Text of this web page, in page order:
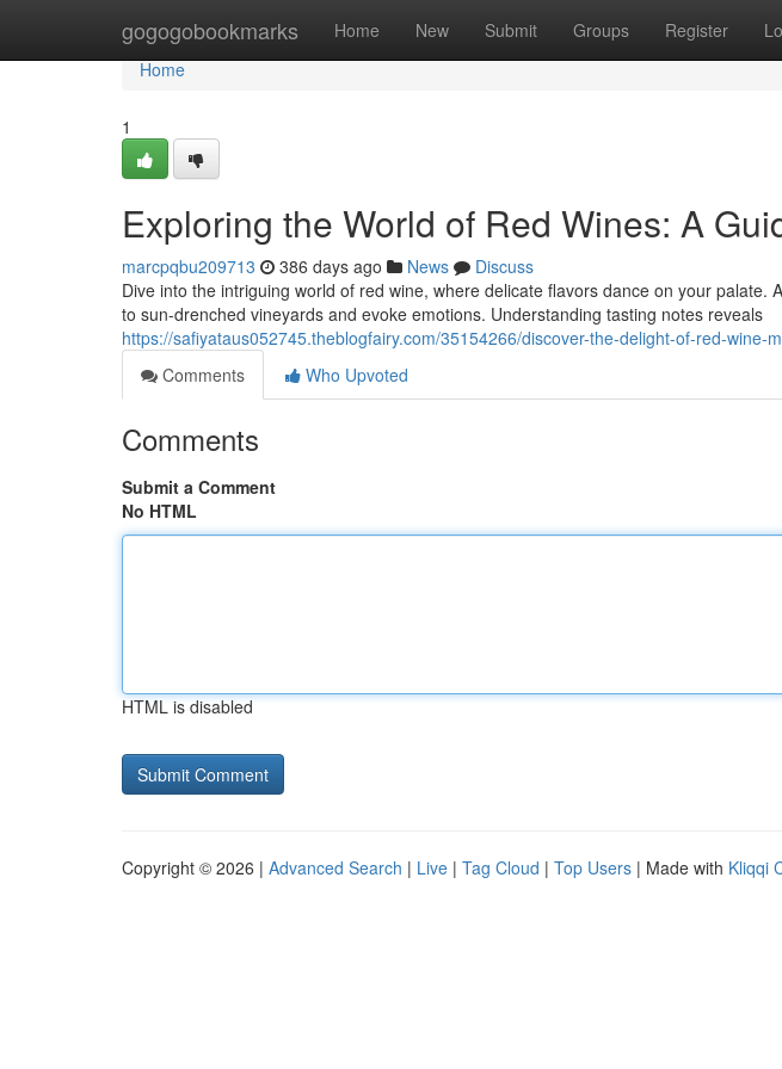
gogogobookmarks Home New Submit Groups Register
Home
Home
1
Exploring the World of Red Wines: A
marcpqbu209713 386 days ago News
Discuss
Dive into the intriguing world of red wine, where delicate flavors dance on your palate.
to sun-drenched vineyards and evoke emotions. Understanding tasting notes reveals
https://safiyataus052745.theblogfairy.com/35154266/discover-the-delight-of-red-wine-
Comments
Who Upvoted
Comments
Submit a Comment
No HTML
HTML is disabled
Copyright © 2026 | Advanced Search | Live | Tag Cloud | Top Users | Made with Kliqqi